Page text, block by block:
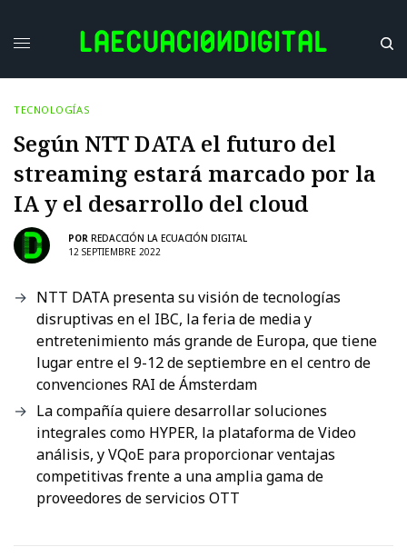
TECNOLOGÍAS
Según NTT DATA el futuro del
streaming estará marcado por la
IA y el desarrollo del cloud
POR REDACCIÓN LA ECUACIÓN DIGITAL
12 SEPTIEMBRE 2022
NTT DATA presenta su visión de tecnologías
disruptivas en el IBC, la feria de media y
entretenimiento más grande de Europa, que tiene
lugar entre el 9-12 de septiembre en el centro de
convenciones RAI de Ámsterdam
La compañía quiere desarrollar soluciones
integrales como HYPER, la plataforma de Video
análisis, y VQoE para proporcionar ventajas
competitivas frente a una amplia gama de
proveedores de servicios OTT